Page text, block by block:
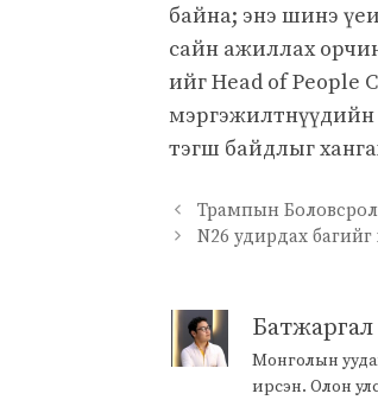
байна; энэ шинэ
сайн ажиллах
ийг Head of People
тэгш байдлыг
Трампын
N26 удирдах
Монголын
ирсэн. Олон